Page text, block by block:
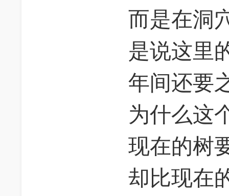
而是在洞
是说这里
年间还要
为什么这
现在的树
却比现在